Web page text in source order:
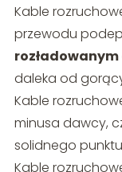
Kable
przewodu
daleka od
Kable
minusa dawcy,
solidnego
Kable